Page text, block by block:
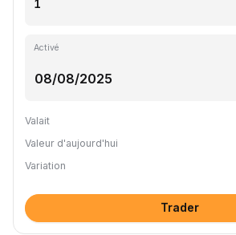
Activé
Valait
Valeur d'aujourd'hui
Variation
Trader